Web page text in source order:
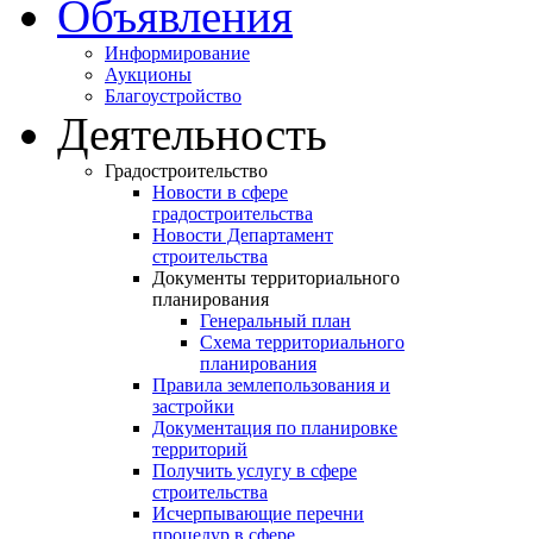
Объявления
Информирование
Аукционы
Благоустройство
Деятельность
Градостроительство
Новости в сфере
градостроительства
Новости Департамент
строительства
Документы территориального
планирования
Генеральный план
Схема территориального
планирования
Правила землепользования и
застройки
Документация по планировке
территорий
Получить услугу в сфере
строительства
Исчерпывающие перечни
процедур в сфере